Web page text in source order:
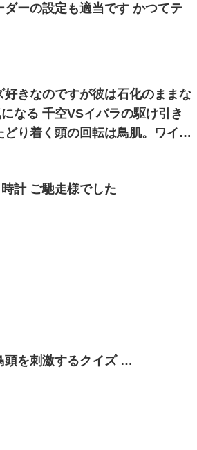
ーの設定も適当です かつてテ
きなのですが彼は石化のままな
なる 千空VSイバラの駆け引き
り着く頭の回転は鳥肌。ワイ10
計 ご馳走様でした
今日は間にひらがなを入れてみてね！ 鳥頭を刺激するクイズ …